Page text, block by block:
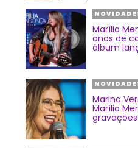
Marília
anos de
álbum
Marina
Marília